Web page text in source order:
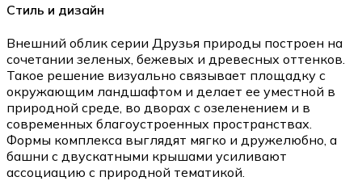
Стиль и дизайн
Внешний облик серии Друзья природы построен на
сочетании зеленых, бежевых и древесных оттенков.
Такое решение визуально связывает площадку с
окружающим ландшафтом и делает ее уместной в
природной среде, во дворах с озеленением и в
современных благоустроенных пространствах.
Формы комплекса выглядят мягко и дружелюбно, а
башни с двускатными крышами усиливают
ассоциацию с природной тематикой.